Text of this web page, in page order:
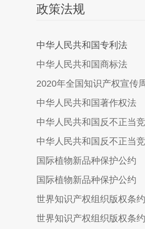
政策法规
中华人民共和国专利法
中华人民共和国商标法
2020年全国知识产权宣传
中华人民共和国著作权法
中华人民共和国反不正当
中华人民共和国反不正当
国际植物新品种保护公约
国际植物新品种保护公约
世界知识产权组织版权条
世界知识产权组织版权条